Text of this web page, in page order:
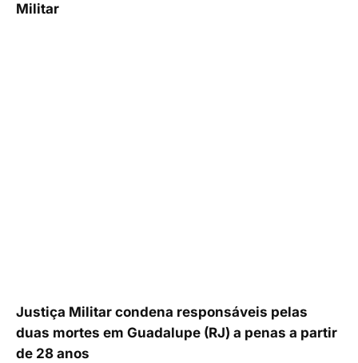
Militar
Justiça Militar condena responsáveis pelas
duas mortes em Guadalupe (RJ) a penas a partir
de 28 anos